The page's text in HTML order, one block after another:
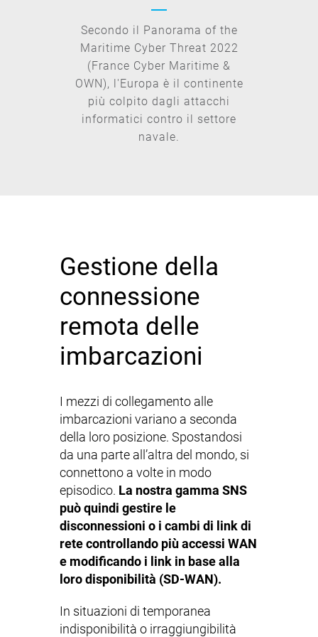
Secondo il Panorama of the
Maritime Cyber Threat 2022
(France Cyber Maritime &
OWN), l'Europa è il continente
più colpito dagli attacchi
informatici contro il settore
navale.
Gestione della
connessione
remota delle
imbarcazioni
I mezzi di collegamento alle
imbarcazioni variano a seconda
della loro posizione. Spostandosi
da una parte all’altra del mondo, si
connettono a volte in modo
episodico. La nostra gamma SNS
può quindi gestire le
disconnessioni o i cambi di link di
rete controllando più accessi WAN
e modificando i link in base alla
loro disponibilità (SD-WAN).
In situazioni di temporanea
indisponibilità o irraggiungibilità